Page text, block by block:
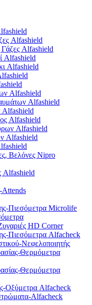
Alfashield
Alfashield
Alfashield
Alfashield
Alfashield
Alfashield
Alfashield
Alfashield
Alfashield
Alfashield
Βελόνες Nipro
Alfashield
Attends
Πιεσόμετρα Microlife
HD Corner
Πιεσόμετρα Alfacheck
Νεφελοποιητής
Θερμόμετρα
Θερμόμετρα
Οξύμετρα Alfacheck
Alfacheck